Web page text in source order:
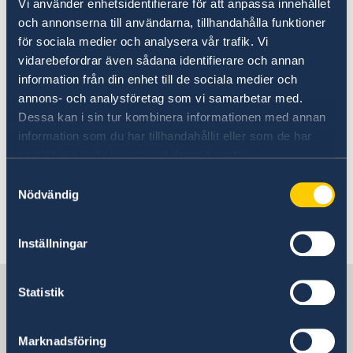
Vi använder enhetsidentifierare för att anpassa innehållet
och annonserna till användarna, tillhandahålla funktioner
för sociala medier och analysera vår trafik. Vi
vidarebefordrar även sådana identifierare och annan
information från din enhet till de sociala medier och
annons- och analysföretag som vi samarbetar med.
Dessa kan i sin tur kombinera informationen med annan
information som du har tillhandahållit eller som de har
samlat in när du har använt deras tjänster.
Nödvändig
Inställningar
Statistik
Marknadsföring
Business Sweden
Handel med Botwana
Bilstölder ("car jackings") förekommer, främst
riktat mot fyrhjulsdrivna fordon. Om du blir
attackerad, gör ej motstånd. Stölder i
parkerade fordon har ökat. Försök att i
möjligaste mån förebygga sådana brott genom
att ej förvara saker synliga i bilen. Förvara
viktiga dokument förvaras separat.
Sverige i Botswana
Sveriges Ambassad